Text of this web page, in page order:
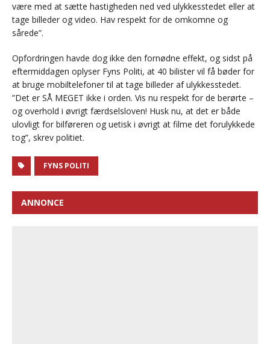
være med at sætte hastigheden ned ved ulykkesstedet eller at
tage billeder og video. Hav respekt for de omkomne og
sårede”.
Opfordringen havde dog ikke den fornødne effekt, og sidst på
eftermiddagen oplyser Fyns Politi, at 40 bilister vil få bøder for
at bruge mobiltelefoner til at tage billeder af ulykkesstedet.
”Det er SÅ MEGET ikke i orden. Vis nu respekt for de berørte –
og overhold i øvrigt færdselsloven! Husk nu, at det er både
ulovligt for bilføreren og uetisk i øvrigt at filme det forulykkede
tog”, skrev politiet.
FYNS POLITI
ANNONCE